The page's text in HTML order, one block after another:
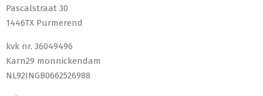
Pascalstraat 30
1446TX Purmerend
kvk nr. 36049496
Karn29 monnickendam
NL92INGB0662526988